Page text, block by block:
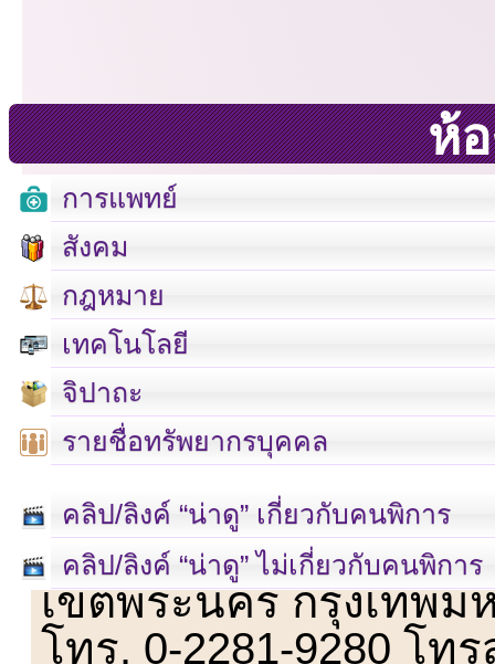
ห้
การแพทย์
สังคม
กฎหมาย
เทคโนโลยี
จิปาถะ
รายชื่อทรัพยากรบุคคล
คลิป/ลิงค์ “น่าดู” เกี่ยวกับคนพิการ
คลิป/ลิงค์ “น่าดู” ไม่เกี่ยวกับคนพิการ
เลขที่ 23 ชั้น 2 ถนนวิ
เขตพระนคร กรุงเทพม
โทร. 0-2281-9280 โท